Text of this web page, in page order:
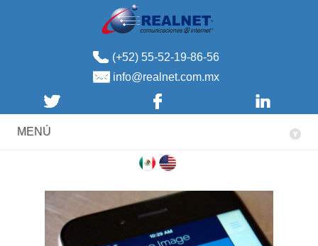
(+52) 55-52-19-86-56
info@realnet.com.mx
MENÚ ▾